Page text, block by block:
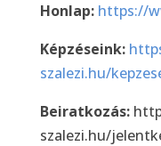
Honlap: https://
Képzéseink:
szalezi.hu/
Beiratkozás:
szalezi.hu/